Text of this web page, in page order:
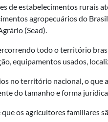
de estabelecimentos rurais
agropecuários do
(Sead).
todo o território
equipamentos usados,
no território nacional, o que
do tamanho e forma jurídica.
os agricultores familiares